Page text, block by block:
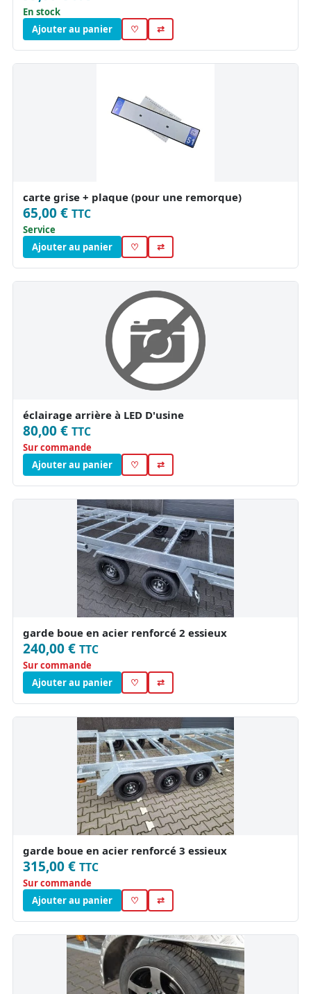
En stock
Ajouter au panier
♡ ⇄
carte grise + plaque (pour une remorque)
65,00 € TTC
Service
Ajouter au panier
♡ ⇄
éclairage arrière à LED D'usine
80,00 € TTC
Sur commande
Ajouter au panier
♡ ⇄
garde boue en acier renforcé 2 essieux
240,00 € TTC
Sur commande
Ajouter au panier
♡ ⇄
garde boue en acier renforcé 3 essieux
315,00 € TTC
Sur commande
Ajouter au panier
♡ ⇄